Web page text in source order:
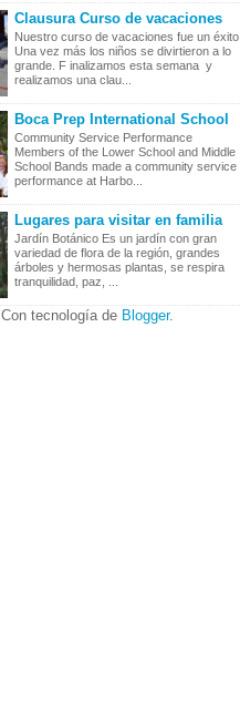
Clausura Curso de vacaciones
Nuestro curso de vacaciones fue un éxito.
Una vez más los niños se divirtieron a lo
grande. F inalizamos esta semana y
realizamos una clau...
Boca Prep International School
Community Service Performance
Members of the Lower School and Middle
School Bands made a community service
performance at Harbo...
Lugares para visitar en familia
Jardín Botánico Es un jardín con gran
variedad de flora de la región, grandes
árboles y hermosas plantas, se respira
tranquilidad, paz, ...
Con tecnología de Blogger.